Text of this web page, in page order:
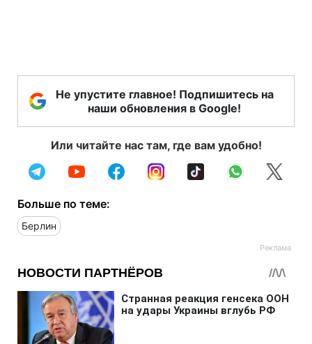
Не упустите главное! Подпишитесь на
наши обновления в Google!
Или читайте нас там, где вам удобно!
Больше по теме:
Берлин